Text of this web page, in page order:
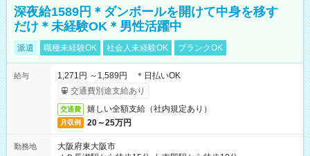
深夜給1589円＊ダンボールを開けて中身を移す
だけ＊未経験OK＊男性活躍中
派遣 職種未経験OK 社会人未経験OK ブランクOK
給与
1,271円 ～1,589円 ＊日払いOK
交通費別途支給あり
交通費 嬉しい全額支給（社内規定あり）
月収例 20～25万円
勤務地
大阪府東大阪市